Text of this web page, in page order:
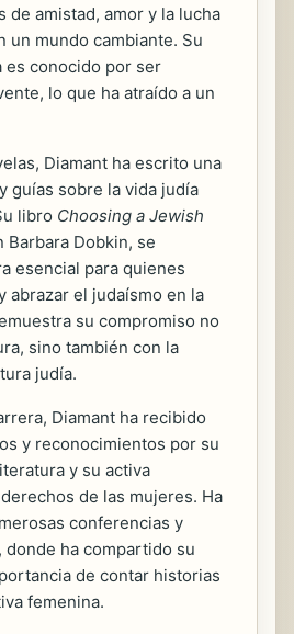
de amistad, amor y la lucha
un mundo cambiante. Su
conocido por ser
lo que ha atraído a un
Diamant ha escrito una
guías sobre la vida judía
libro Choosing a Jewish
Barbara Dobkin, se
esencial para quienes
abrazar el judaísmo en la
su compromiso no
sino también con la
judía.
Diamant ha recibido
y reconocimientos por su
y su activa
de las mujeres. Ha
conferencias y
ha compartido su
de contar historias
femenina.